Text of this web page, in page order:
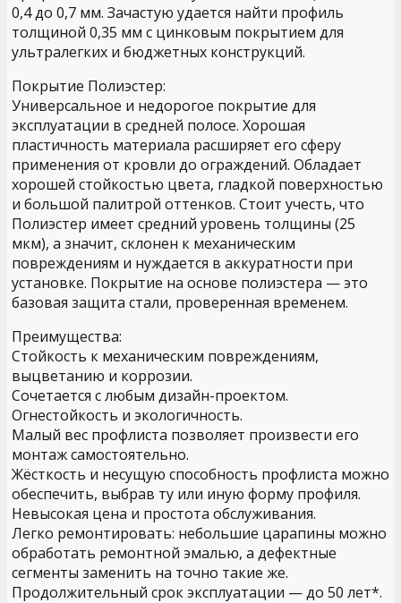
0,4 до 0,7 мм. Зачастую удается найти профиль
толщиной 0,35 мм с цинковым покрытием для
ультралегких и бюджетных конструкций.
Покрытие Полиэстер:
Универсальное и недорогое покрытие для
эксплуатации в средней полосе. Хорошая
пластичность материала расширяет его сферу
применения от кровли до ограждений. Обладает
хорошей стойкостью цвета, гладкой поверхностью
и большой палитрой оттенков. Стоит учесть, что
Полиэстер имеет средний уровень толщины (25
мкм), а значит, склонен к механическим
повреждениям и нуждается в аккуратности при
установке. Покрытие на основе полиэстера — это
базовая защита стали, проверенная временем.
Преимущества:
Стойкость к механическим повреждениям,
выцветанию и коррозии.
Сочетается с любым дизайн-проектом.
Огнестойкость и экологичность.
Малый вес профлиста позволяет произвести его
монтаж самостоятельно.
Жёсткость и несущую способность профлиста можно
обеспечить, выбрав ту или иную форму профиля.
Невысокая цена и простота обслуживания.
Легко ремонтировать: небольшие царапины можно
обработать ремонтной эмалью, а дефектные
сегменты заменить на точно такие же.
Продолжительный срок эксплуатации — до 50 лет*.